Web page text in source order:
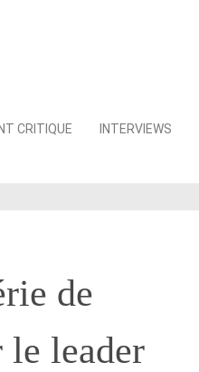
CRITIQUE INTERVIEWS
de
le leader